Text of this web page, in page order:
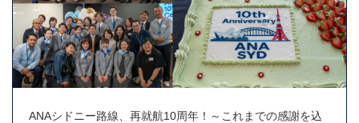
ANAシドニー路線、再就航10周年！～これまでの感謝を込